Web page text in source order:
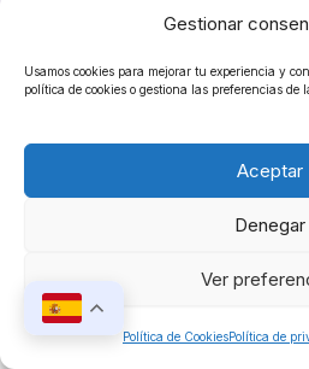
Gestionar
Usamos cookies para mejorar tu experiencia y
política de cookies o gestiona las preferencias de
Aceptar
Denegar
Ver
Política de CookiesPolítica de